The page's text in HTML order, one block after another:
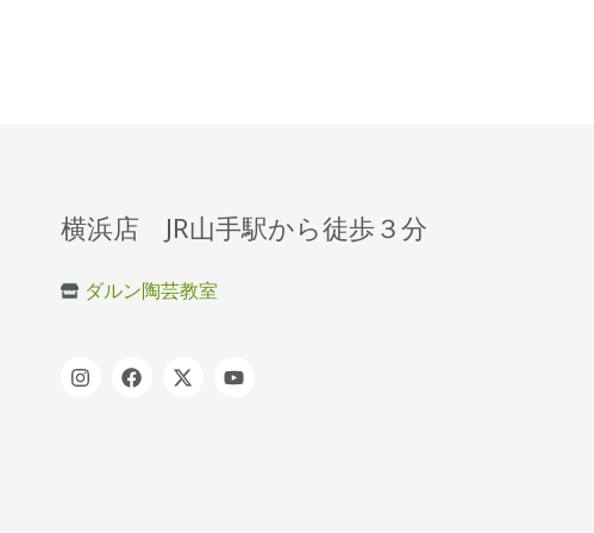
横浜店 JR山手駅から徒歩３分
ダルン陶芸教室